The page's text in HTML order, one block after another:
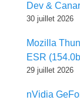
Dev &
30 juillet 2026
Mozilla
ESR
29 juillet 2026
nVidia